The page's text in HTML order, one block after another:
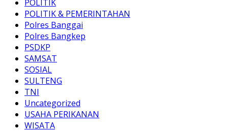
POLITIK
POLITIK & PEMERINTAHAN
Polres Banggai
Polres Bangkep
PSDKP
SAMSAT
SOSIAL
SULTENG
TNI
Uncategorized
USAHA PERIKANAN
WISATA